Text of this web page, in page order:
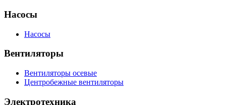
Насосы
Насосы
Вентиляторы
Вентиляторы осевые
Центробежные вентиляторы
Электротехника